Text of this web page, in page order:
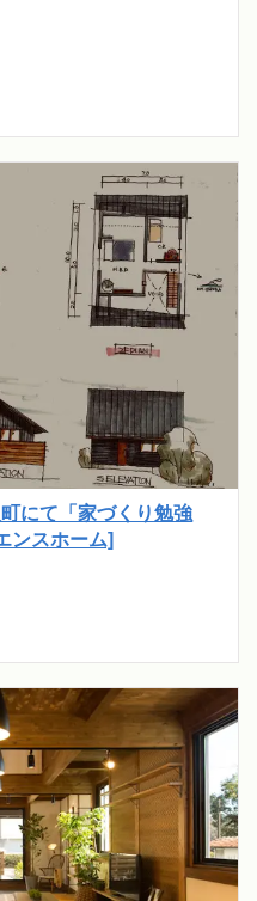
にて「家づくり勉強
ンスホーム]